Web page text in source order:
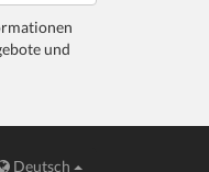
und
Deutsch